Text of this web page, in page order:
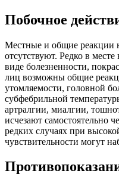
Побочное
Местные и общие реакции
отсутствуют. Редко в
виде болезненности,
лиц возможны общие
утомляемости, головной
субфебрильной
артралгии, миалгии,
исчезают самостоятельно
редких случаях при
чувствительности могут